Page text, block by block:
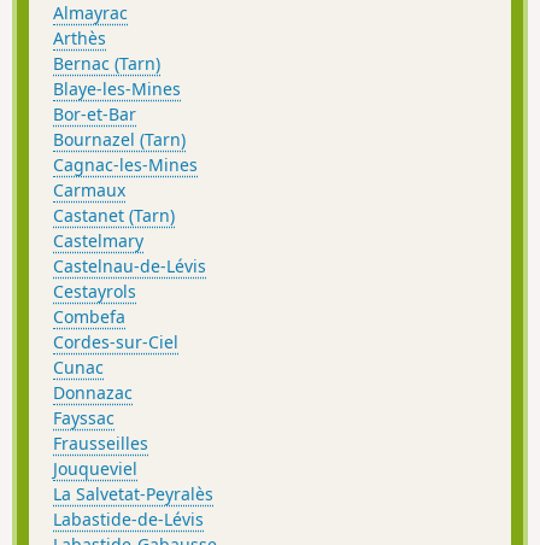
Almayrac
Arthès
Bernac (Tarn)
Blaye-les-Mines
Bor-et-Bar
Bournazel (Tarn)
Cagnac-les-Mines
Carmaux
Castanet (Tarn)
Castelmary
Castelnau-de-Lévis
Cestayrols
Combefa
Cordes-sur-Ciel
Cunac
Donnazac
Fayssac
Frausseilles
Jouqueviel
La Salvetat-Peyralès
Labastide-de-Lévis